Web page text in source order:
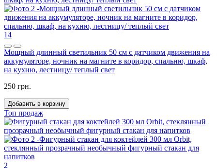
14
Мощный длинный светильник 50 см с датчиком движения на
аккумуляторе, ночник на магните в коридор, спальню, шкаф,
на кухню, лестницу/ теплый свет
250 грн.
Добавить в корзину
Топ продаж
2